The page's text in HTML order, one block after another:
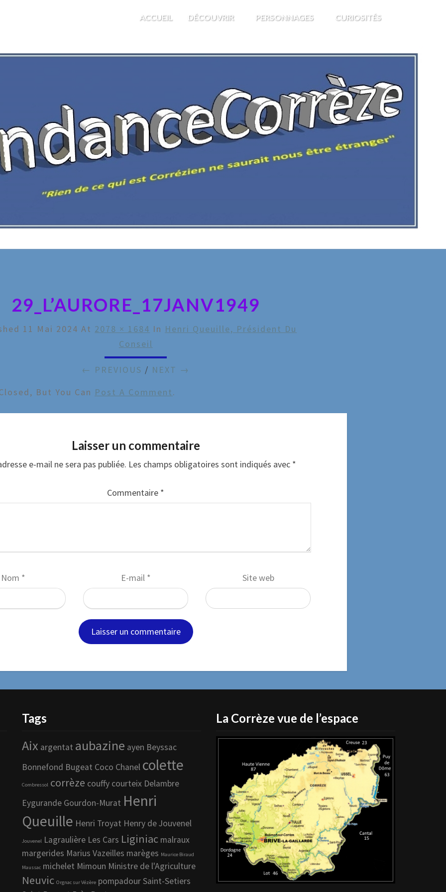
ACCUEIL DÉCOUVRIR PERSONNAGES CURIOSITÉS
29_L’AURORE_17JANV1949
11 Mai 2024 At 2078 × 1684 In Henri Queuille, Président Du
Conseil
← PREVIOUS / NEXT →
But You Can Post A Comment.
Laisser un commentaire
e-mail ne sera pas publiée. Les champs obligatoires sont indiqués avec *
Commentaire *
Nom * E-mail * Site web
Tags
Aix argentat aubazine ayen Beyssac
Bonnefond Bugeat Coco Chanel colette
Combressol corrèze couffy courteix Delambre
Eygurande Gourdon-Murat Henri
Queuille Henri Troyat Henry de Jouvenel
Jouvenel Lagraulière Les Cars Liginiac malraux
margerides Marius Vazeilles marèges Maurice Biraud
Maussac michelet Mimoun Ministre de l'Agriculture
Neuvic Orgnac sur Vézère pompadourSaint-Setiers
La Corrèze vue de l’espace